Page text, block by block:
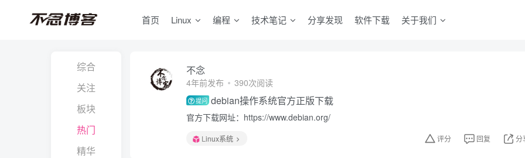
首页 Linux 编程 技术笔记 分享发现 软件下载 关于我们
综合
关注
板块
热门
精华
不念
4年前发布 390次阅读
提问 debian操作系统官方正版下载
官方下载网址：https://www.debian.org/
Linux系统 评分 回复 分